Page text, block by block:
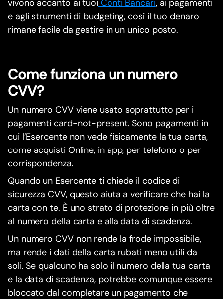
vivono accanto ai tuoi Conti Bancari, ai pagamenti
e agli strumenti di budgeting, così il tuo denaro
rimane facile da gestire in un unico posto.
Come funziona un numero
CVV?
Un numero CVV viene usato soprattutto per i
pagamenti card-not-present. Sono pagamenti in
cui l’Esercente non vede fisicamente la tua carta,
come acquisti Online, in app, per telefono o per
corrispondenza.
Quando un Esercente ti chiede il codice di
sicurezza CVV, questo aiuta a verificare che hai la
carta con te. È uno strato di protezione in più oltre
al numero della carta e alla data di scadenza.
Un numero CVV non rende la frode impossibile,
ma rende i dati della carta rubati meno utili da
soli. Se qualcuno ha solo il numero della tua carta
e la data di scadenza, potrebbe comunque essere
bloccato dal completare un pagamento che